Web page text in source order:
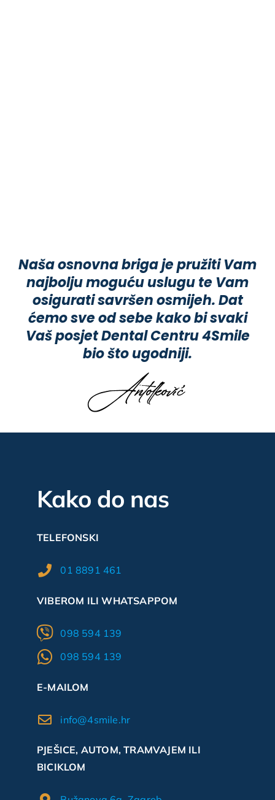
Naša osnovna briga je pružiti Vam
najbolju moguću uslugu te Vam
osigurati savršen osmijeh. Dat
ćemo sve od sebe kako bi svaki
Vaš posjet Dental Centru 4Smile
bio što ugodniji.
Kako do nas
TELEFONSKI
01 8891 461
VIBEROM ILI WHATSAPPOM
098 594 139
098 594 139
E-MAILOM
info@4smile.hr
PJEŠICE, AUTOM, TRAMVAJEM ILI
BICIKLOM